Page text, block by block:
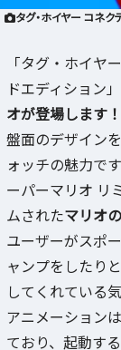
タグ・ホイヤー コネク
「タグ・ホイヤ
ドエディション
オが登場します！
盤面のデザイン
ォッチの魅力で
ーパーマリオ リ
ムされたマリオ
ユーザーがスポ
ャンプをしたり
してくれている
アニメーションは
ており、起動す